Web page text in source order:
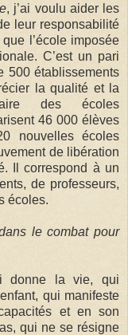
, j’ai voulu aider les
leur responsabilité
l’école imposée
C’est un pari
500 établissements
la qualité et la
des écoles
46 000 élèves
nouvelles écoles
de libération
Il correspond à un
de professeurs,
écoles.
le combat pour
donne la vie, qui
qui manifeste
et en son
qui ne se résigne